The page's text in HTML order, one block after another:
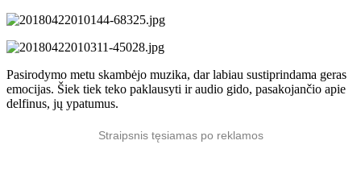
Pasirodymo metu skambėjo muzika, dar labiau sustiprindama geras
emocijas. Šiek tiek teko paklausyti ir audio gido, pasakojančio apie
delfinus, jų ypatumus.
Straipsnis tęsiamas po reklamos